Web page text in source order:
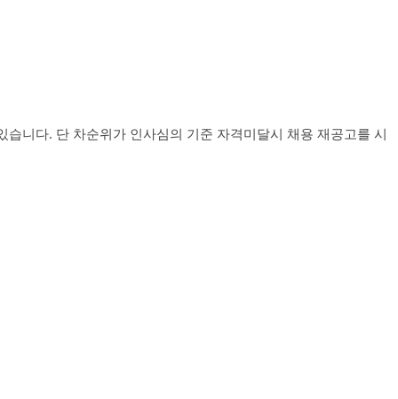
습니다. 단 차순위가 인사심의 기준 자격미달시 채용 재공고를 시